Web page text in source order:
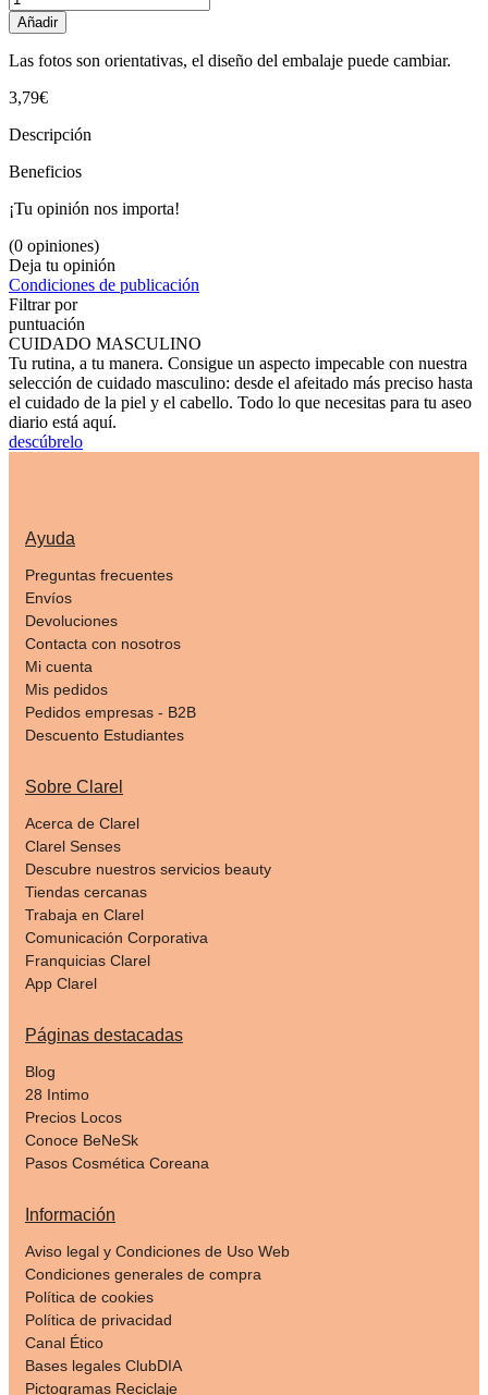
Añadir
Las fotos son orientativas, el diseño del embalaje puede cambiar.
3,79€
Descripción
Beneficios
¡Tu opinión nos importa!
(0 opiniones)
Deja tu opinión
Condiciones de publicación
Filtrar por
puntuación
CUIDADO MASCULINO
Tu rutina, a tu manera. Consigue un aspecto impecable con nuestra
selección de cuidado masculino: desde el afeitado más preciso hasta
el cuidado de la piel y el cabello. Todo lo que necesitas para tu aseo
diario está aquí.
descúbrelo
Ayuda
Preguntas frecuentes
Envíos
Devoluciones
Contacta con nosotros
Mi cuenta
Mis pedidos
Pedidos empresas - B2B
Descuento Estudiantes
Sobre Clarel
Acerca de Clarel
Clarel Senses
Descubre nuestros servicios beauty
Tiendas cercanas
Trabaja en Clarel
Comunicación Corporativa
Franquicias Clarel
App Clarel
Páginas destacadas
Blog
28 Intimo
Precios Locos
Conoce BeNeSk
Pasos Cosmética Coreana
Información
Aviso legal y Condiciones de Uso Web
Condiciones generales de compra
Política de cookies
Política de privacidad
Canal Ético
Bases legales ClubDIA
Pictogramas Reciclaje